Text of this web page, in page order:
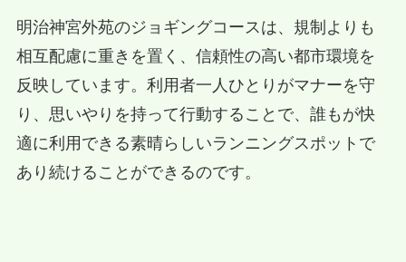
明治神宮外苑のジョギングコースは、規制よりも
相互配慮に重きを置く、信頼性の高い都市環境を
反映しています。利用者一人ひとりがマナーを守
り、思いやりを持って行動することで、誰もが快
適に利用できる素晴らしいランニングスポットで
あり続けることができるのです。